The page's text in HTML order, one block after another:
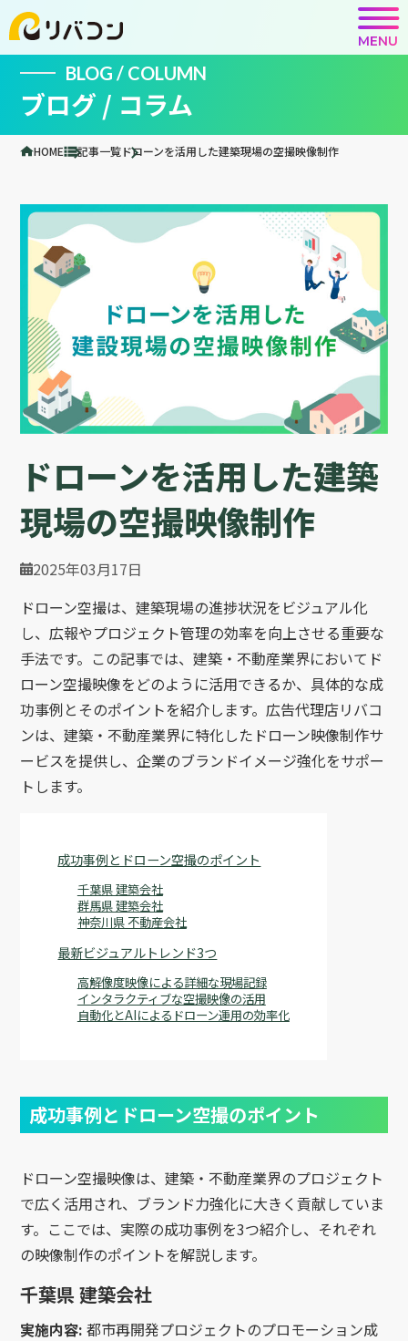
MENU
BLOG / COLUMN
ブログ / コラム
HOME 記事一覧ドローンを活用した建築現場の空撮映像制作
ドローンを活用した建築
現場の空撮映像制作
2025年03月17日
ドローン空撮は、建築現場の進捗状況をビジュアル化
し、広報やプロジェクト管理の効率を向上させる重要な
手法です。この記事では、建築・不動産業界においてド
ローン空撮映像をどのように活用できるか、具体的な成
功事例とそのポイントを紹介します。広告代理店リバコ
ンは、建築・不動産業界に特化したドローン映像制作サ
ービスを提供し、企業のブランドイメージ強化をサポー
トします。
成功事例とドローン空撮のポイント
千葉県 建築会社
群馬県 建築会社
神奈川県 不動産会社
最新ビジュアルトレンド3つ
高解像度映像による詳細な現場記録
インタラクティブな空撮映像の活用
自動化とAIによるドローン運用の効率化
成功事例とドローン空撮のポイント
ドローン空撮映像は、建築・不動産業界のプロジェクト
で広く活用され、ブランド力強化に大きく貢献していま
す。ここでは、実際の成功事例を3つ紹介し、それぞれ
の映像制作のポイントを解説します。
千葉県 建築会社
実施内容: 都市再開発プロジェクトのプロモーション成